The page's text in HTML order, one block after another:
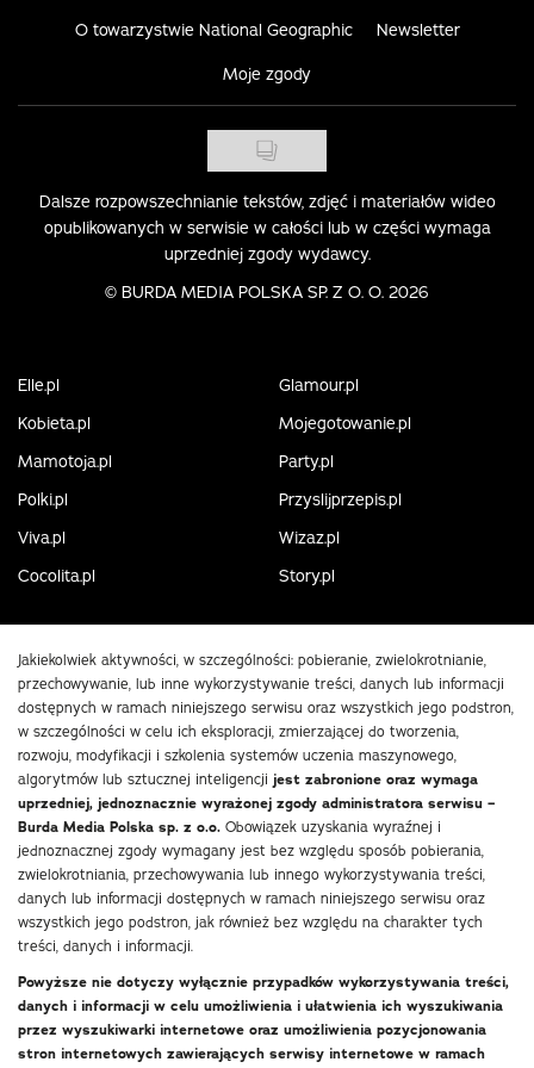
O towarzystwie National Geographic Newsletter
Moje zgody
Dalsze rozpowszechnianie tekstów, zdjęć i materiałów wideo
opublikowanych w serwisie w całości lub w części wymaga
uprzedniej zgody wydawcy.
© BURDA MEDIA POLSKA SP. Z O. O. 2026
Elle.pl
Glamour.pl
Kobieta.pl
Mojegotowanie.pl
Mamotoja.pl
Party.pl
Polki.pl
Przyslijprzepis.pl
Viva.pl
Wizaz.pl
Cocolita.pl
Story.pl
Jakiekolwiek aktywności, w szczególności: pobieranie, zwielokrotnianie,
przechowywanie, lub inne wykorzystywanie treści, danych lub informacji
dostępnych w ramach niniejszego serwisu oraz wszystkich jego podstron,
w szczególności w celu ich eksploracji, zmierzającej do tworzenia,
rozwoju, modyfikacji i szkolenia systemów uczenia maszynowego,
algorytmów lub sztucznej inteligencji jest zabronione oraz wymaga
uprzedniej, jednoznacznie wyrażonej zgody administratora serwisu –
Burda Media Polska sp. z o.o. Obowiązek uzyskania wyraźnej i
jednoznacznej zgody wymagany jest bez względu sposób pobierania,
zwielokrotniania, przechowywania lub innego wykorzystywania treści,
danych lub informacji dostępnych w ramach niniejszego serwisu oraz
wszystkich jego podstron, jak również bez względu na charakter tych
treści, danych i informacji.
Powyższe nie dotyczy wyłącznie przypadków wykorzystywania treści,
danych i informacji w celu umożliwienia i ułatwienia ich wyszukiwania
przez wyszukiwarki internetowe oraz umożliwienia pozycjonowania
stron internetowych zawierających serwisy internetowe w ramach